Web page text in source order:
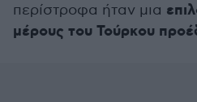
περίστροφα ήταν μια
μέρους του Τούρκου